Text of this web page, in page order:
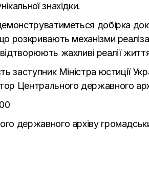
знахідки.
добірка
розкривають механізми
жахливі реалії
заступник Міністра юстиції
Центрального державного
державного архіву